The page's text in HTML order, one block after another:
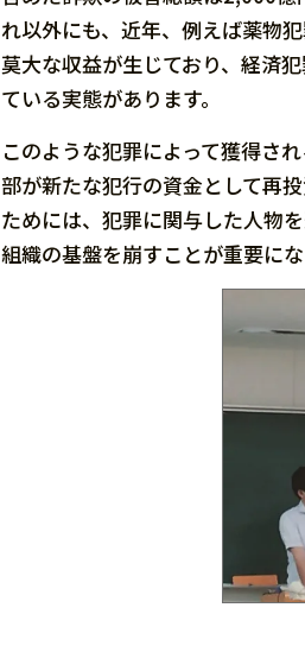
れ以外にも、近年、例えば薬物
莫大な収益が生じており、経済
ている実態があります。
このような犯罪によって獲得さ
部が新たな犯行の資金として再
ためには、犯罪に関与した人物
組織の基盤を崩すことが重要にな